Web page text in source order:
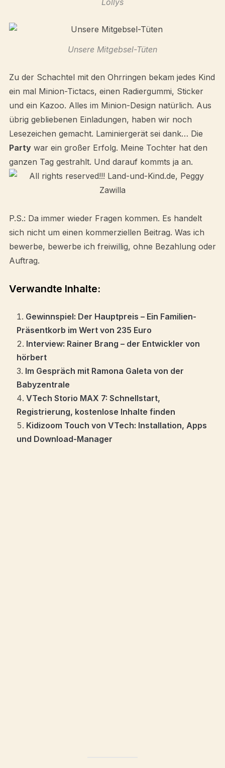
Lollys
Unsere Mitgebsel-Tüten
Zu der Schachtel mit den Ohrringen bekam jedes Kind
ein mal Minion-Tictacs, einen Radiergummi, Sticker
und ein Kazoo. Alles im Minion-Design natürlich. Aus
übrig gebliebenen Einladungen, haben wir noch
Lesezeichen gemacht. Laminiergerät sei dank… Die
Partywar ein großer Erfolg. Meine Tochter hat den
ganzen Tag gestrahlt. Und darauf kommts ja an.
P.S.: Da immer wieder Fragen kommen. Es handelt
sich nicht um einen kommerziellen Beitrag. Was ich
bewerbe, bewerbe ich freiwillig, ohne Bezahlung oder
Auftrag.
Verwandte Inhalte:
Gewinnspiel: Der Hauptpreis – Ein Familien-
Präsentkorb im Wert von 235 Euro
Interview: Rainer Brang – der Entwickler von
hörbert
Im Gespräch mit Ramona Galeta von der
Babyzentrale
VTech Storio MAX 7: Schnellstart,
Registrierung, kostenlose Inhalte finden
Kidizoom Touch von VTech: Installation, Apps
und Download-Manager